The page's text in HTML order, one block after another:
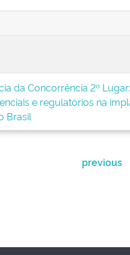
da Concorrência 2º
e regulatórios na
Brasil
previous